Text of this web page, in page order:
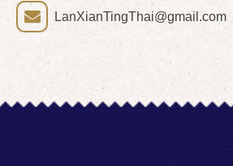
LanXianTingThai@gmail.com